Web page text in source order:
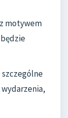
motywem